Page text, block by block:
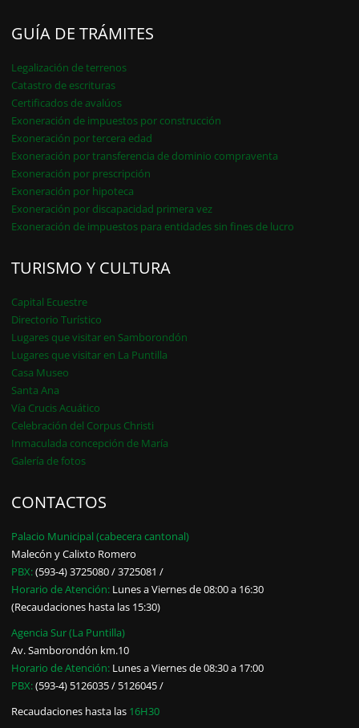
GUÍA DE TRÁMITES
Legalización de terrenos
Catastro de escrituras
Certificados de avalúos
Exoneración de impuestos por construcción
Exoneración por tercera edad
Exoneración por transferencia de dominio compraventa
Exoneración por prescripción
Exoneración por hipoteca
Exoneración por discapacidad primera vez
Exoneración de impuestos para entidades sin fines de lucro
TURISMO Y CULTURA
Capital Ecuestre
Directorio Turístico
Lugares que visitar en Samborondón
Lugares que visitar en La Puntilla
Casa Museo
Santa Ana
Vía Crucis Acuático
Celebración del Corpus Christi
Inmaculada concepción de María
Galería de fotos
CONTACTOS
Palacio Municipal (cabecera cantonal)
Malecón y Calixto Romero
PBX:(593-4) 3725080 / 3725081 /
Horario de Atención: Lunes a Viernes de 08:00 a 16:30
(Recaudaciones hasta las 15:30)
Agencia Sur (La Puntilla)
Av. Samborondón km.10
Horario de Atención: Lunes a Viernes de 08:30 a 17:00
PBX:(593-4) 5126035 / 5126045 /
Recaudaciones hasta las 16H30